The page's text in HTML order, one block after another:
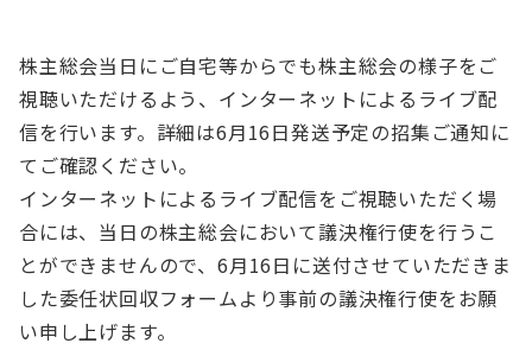
株主総会当日にご自宅等からでも株主総会の様子をご
視聴いただけるよう、インターネットによるライブ配
信を行います。詳細は6月16日発送予定の招集ご通知に
てご確認ください。
インターネットによるライブ配信をご視聴いただく場
合には、当日の株主総会において議決権行使を行うこ
とができませんので、6月16日に送付させていただきま
した委任状回収フォームより事前の議決権行使をお願
い申し上げます。